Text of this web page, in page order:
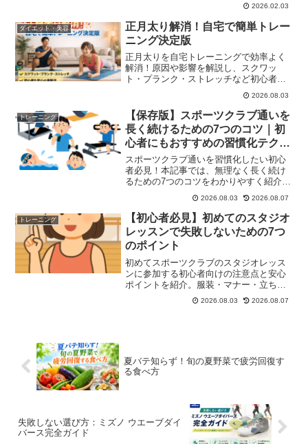
2026.02.03
ダイエット・美容
正月太り解消！自宅で簡単トレー
ニング決定版
正月太りを自宅トレーニングで効率よく
解消！原因や影響を解説し、スクワッ
ト・プランク・ストレッチなど初心者で
も続けやすい運動法と食事管理、習慣化
のコツまで詳しく紹介します。
2026.08.03
トレーニング
【保存版】スポーツクラブ通いを
長く続けるための7つのコツ｜初
心者にもおすすめの習慣化テクニ
ック
スポーツクラブ通いを習慣化したい初心
者必見！本記事では、無理なく長く続け
るための7つのコツをわかりやすく紹介。
継続が難しい理由とその対策、モチベー
ション維持のテクニックまで網羅した保
存版ガイドです。
2026.08.03 2026.08.07
トレーニング
【初心者必見】初めてのスタジオ
レッスンで失敗しないための7つ
のポイント
初めてスポーツクラブのスタジオレッス
ンに参加する初心者向けの注意点と安心
ポイントを紹介。服装・マナー・立ち位
置・心構えなど、知っておきたい7つのコ
2026.08.03 2026.08.07
夏バテ知らず！旬の夏野菜で疲労回復す
る食べ方
失敗しない選び方：ミズノ ウエーブダイ
バース完全ガイド